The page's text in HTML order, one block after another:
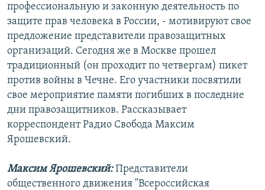
профессиональную и законную деятельность по
защите прав человека в России, - мотивируют свое
предложение представители правозащитных
организаций. Сегодня же в Москве прошел
традиционный (он проходит по четвергам) пикет
против войны в Чечне. Его участники посвятили
свое мероприятие памяти погибших в последние
дни правозащитников. Рассказывает
корреспондент Радио Свобода Максим
Ярошевский.
Максим Ярошевский:Представители
общественного движения "Всероссийская